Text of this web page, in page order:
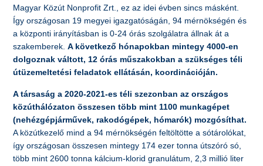
Magyar Közút Nonprofit Zrt., ez az idei évben sincs másként.
Így országosan 19 megyei igazgatóságán, 94 mérnökségén és
a központi irányításban is 0-24 órás szolgálatra állnak át a
szakemberek.A következő hónapokban mintegy 4000-en
dolgoznak váltott, 12 órás műszakokban a szükséges téli
útüzemeltetési feladatok ellátásán, koordinációján.
A társaság a 2020-2021-es téli szezonban az országos
közúthálózaton összesen több mint 1100 munkagépet
(nehézgépjárművek, rakodógépek, hómarók) mozgósíthat.
A közútkezelő mind a 94 mérnökségén feltöltötte a sótárolókat,
így országosan összesen mintegy 174 ezer tonna útszóró só,
több mint 2600 tonna kálcium-klorid granulátum, 2,3 millió liter